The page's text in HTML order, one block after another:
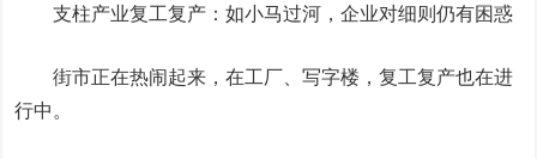
支柱产业复工复产：如小马过河，企业对细则仍有困惑
街市正在热闹起来，在工厂、写字楼，复工复产也在进
行中。